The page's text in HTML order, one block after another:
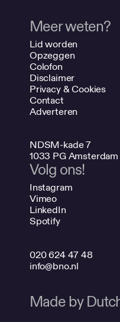
Meer weten?
Lid worden
Opzeggen
Colofon
Disclaimer
Privacy & Cookies
Contact
Adverteren
NDSM-kade 7
1033 PG Amsterdam
Volg ons!
Instagram
Vimeo
LinkedIn
Spotify
020 624 47 48
info@bno.nl
Made by